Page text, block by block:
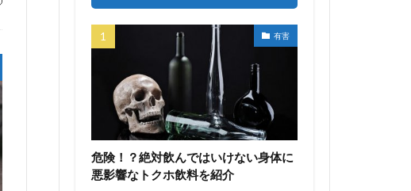
有害
危険！？絶対飲んではいけない身体に
悪影響なトクホ飲料を紹介